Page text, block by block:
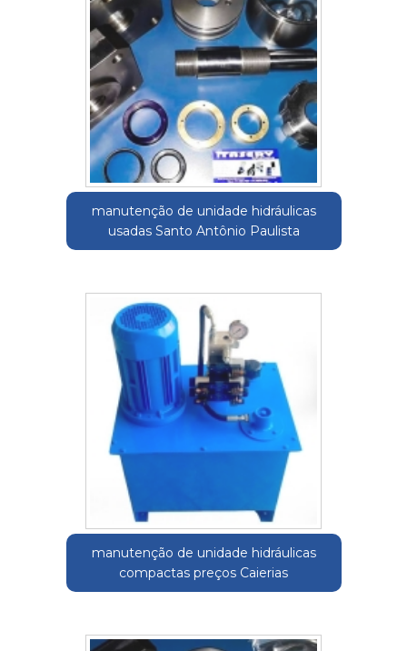
manutenção de unidade hidráulicas
usadas Santo Antônio Paulista
manutenção de unidade hidráulicas
compactas preços Caierias